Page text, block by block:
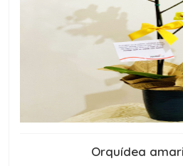
Orquídea